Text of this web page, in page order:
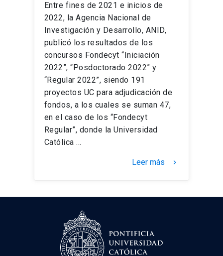
Entre fines de 2021 e inicios de
2022, la Agencia Nacional de
Investigación y Desarrollo, ANID,
publicó los resultados de los
concursos Fondecyt “Iniciación
2022”, “Posdoctorado 2022” y
“Regular 2022”, siendo 191
proyectos UC para adjudicación de
fondos, a los cuales se suman 47,
en el caso de los “Fondecyt
Regular”, donde la Universidad
Católica …
Leer más keyboard_arrow_right